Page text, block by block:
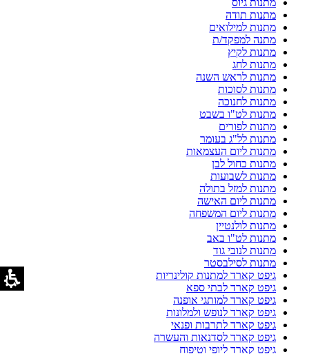
מתנות גיוס
מתנות תודה
מתנות למילואים
מתנה למפקד/ת
מתנות לקיץ
מתנות לחג
מתנות לראש השנה
מתנות לסוכות
מתנות לחנוכה
מתנות לט"ו בשבט
מתנות לפורים
מתנות לל"ג בעומר
מתנות ליום העצמאות
מתנות כחול לבן
מתנות לשבועות
מתנות למזל בתולה
מתנות ליום האישה
מתנות ליום המשפחה
מתנות לולנטיין
מתנות לט"ו באב
מתנות לנובי גוד
מתנות לסילבסטר
גיפט קארד למתנות קולינריות
גיפט קארד לבתי ספא
גיפט קארד למותגי אופנה
גיפט קארד לנופש ולמלונות
גיפט קארד לתרבות ופנאי
גיפט קארד לסדנאות והעשרה
גיפט קארד ליופי וטיפוח